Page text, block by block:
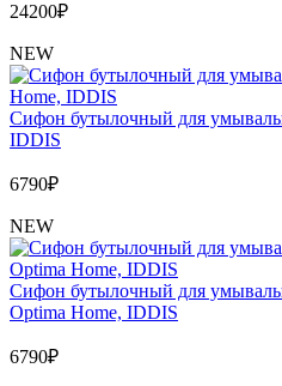
24200₽
NEW
Сифон бутылочный для
IDDIS
6790₽
NEW
Сифон бутылочный для
Optima Home, IDDIS
6790₽